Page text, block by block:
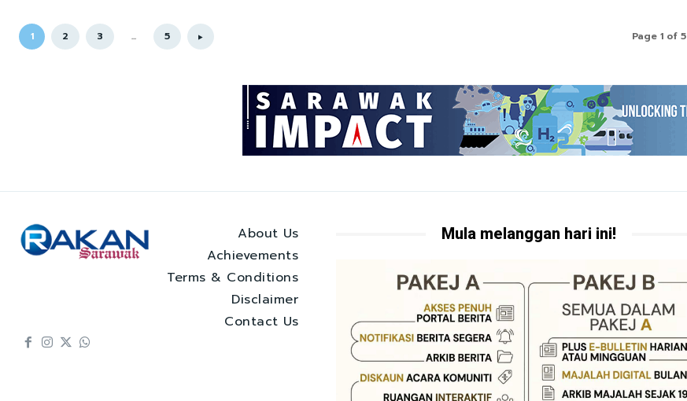
1 2 3 ... 5 Page 1 of 5
About Us
Achievements
Terms & Conditions
Disclaimer
Contact Us
Mula melanggan hari ini!